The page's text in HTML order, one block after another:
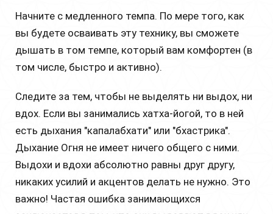
Начните с медленного темпа. По мере того, как
вы будете осваивать эту технику, вы сможете
дышать в том темпе, который вам комфортен (в
том числе, быстро и активно).
Следите за тем, чтобы не выделять ни выдох, ни
вдох. Если вы занимались хатха-йогой, то в ней
есть дыхания "капалабхати" или "бхастрика".
Дыхание Огня не имеет ничего общего с ними.
Выдохи и вдохи абсолютно равны друг другу,
никаких усилий и акцентов делать не нужно. Это
важно! Частая ошибка занимающихся